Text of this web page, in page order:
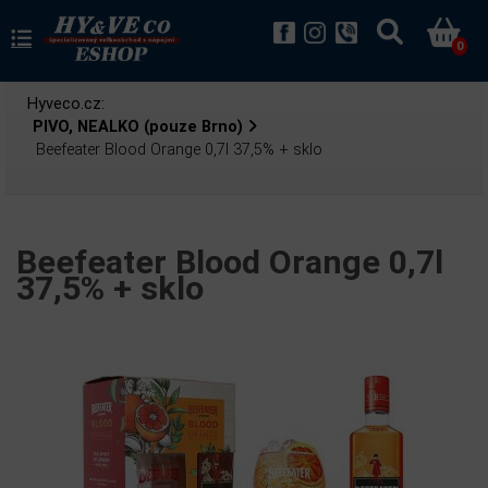
0
Hyveco.cz:
PIVO, NEALKO (pouze Brno)
Beefeater Blood Orange 0,7l 37,5% + sklo
Beefeater Blood Orange 0,7l
37,5% + sklo